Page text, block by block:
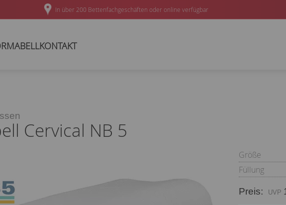
In über 200 Bettenfachgeschäften oder online verfügbar
KONTAKT
Cervical NB 5
Größe
Füllung
Preis: